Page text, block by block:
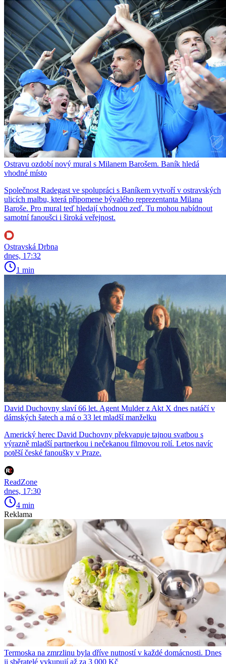
Ostravu ozdobí nový mural s Milanem Barošem. Baník hledá
vhodné místo
Společnost Radegast ve spolupráci s Baníkem vytvoří v ostravských
ulicích malbu, která připomene bývalého reprezentanta Milana
Baroše. Pro mural teď hledají vhodnou zeď. Tu mohou nabídnout
samotní fanoušci i široká veřejnost.
Ostravská Drbna
dnes, 17:32
1 min
David Duchovny slaví 66 let. Agent Mulder z Akt X dnes natáčí v
dámských šatech a má o 33 let mladší manželku
Americký herec David Duchovny překvapuje tajnou svatbou s
výrazně mladší partnerkou i nečekanou filmovou rolí. Letos navíc
potěší české fanoušky v Praze.
ReadZone
dnes, 17:30
4 min
Reklama
Termoska na zmrzlinu byla dříve nutností v každé domácnosti. Dnes
ji sběratelé vykupují až za 3 000 Kč